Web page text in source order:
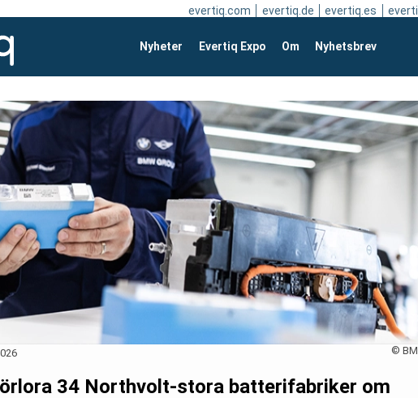
evertiq.com evertiq.de evertiq.es
Nyheter Evertiq Expo Om Nyhetsbrev
©
34 Northvolt-stora batterifabriker om